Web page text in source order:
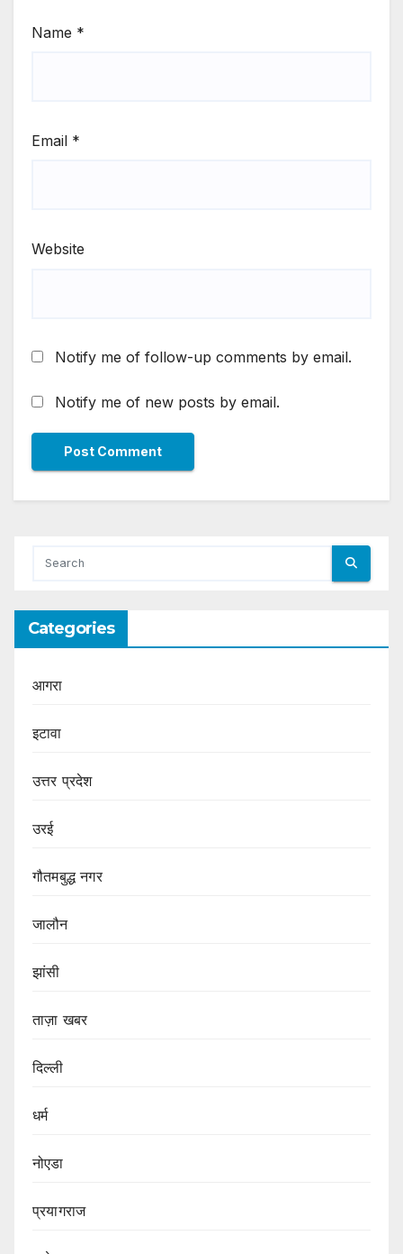
Name *
Email *
Website
Notify me of follow-up comments by email.
Notify me of new posts by email.
Categories
आगरा
इटावा
उत्तर प्रदेश
उरई
गौतमबुद्ध नगर
जालौन
झांसी
ताज़ा खबर
दिल्ली
धर्म
नोएडा
प्रयागराज